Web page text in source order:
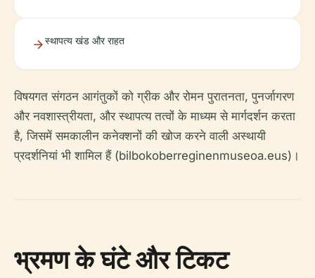
स्थापत्य खंड और राहत
विषयगत संगठन आगंतुकों को ग्रीक और रोमन पुरातनता, पुनर्जागरण
और नवशास्त्रीयता, और स्थापत्य तत्वों के माध्यम से मार्गदर्शन करता
है, जिसमें समकालीन कनेक्शनों की खोज करने वाली अस्थायी
प्रदर्शनियां भी शामिल हैं (bilbokoberreginenmuseoa.eus)।
भ्रमण के घंटे और टिकट